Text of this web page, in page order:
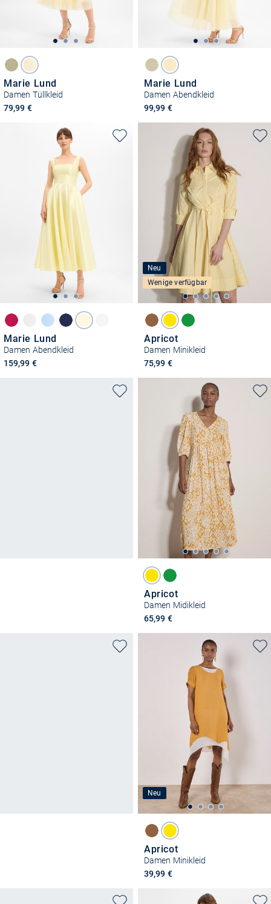
Marie Lund
Damen Tüllkleid
79,99 €
Marie Lund
Damen Abendkleid
99,99 €
Marie Lund
Damen Abendkleid
159,99 €
Neu
Wenige verfügbar
Apricot
Damen Minikleid
75,99 €
Apricot
Damen Midikleid
65,99 €
Neu
Apricot
Damen Minikleid
39,99 €